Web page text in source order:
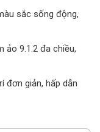
sắc sống động,
ảo 9.1.2 đa chiều,
đơn giản, hấp dẫn